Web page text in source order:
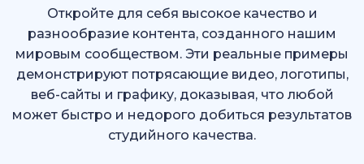
Откройте для себя высокое качество и
разнообразие контента, созданного нашим
мировым сообществом. Эти реальные примеры
демонстрируют потрясающие видео, логотипы,
веб-сайты и графику, доказывая, что любой
может быстро и недорого добиться результатов
студийного качества.